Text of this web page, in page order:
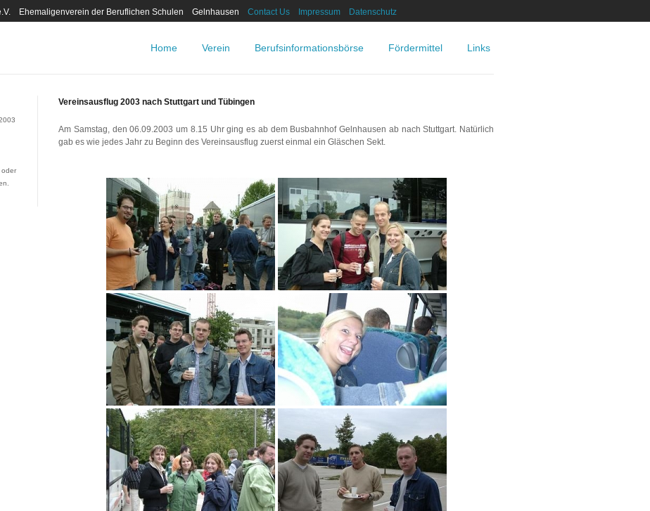
Ehemaligenverein der Beruflichen Schulen Gelnhausen Contact Us Impressum Datenschutz
Home Verein Berufsinformationsbörse Fördermittel Links
, oder
Vereinsausflug 2003 nach Stuttgart und Tübingen
Am Samstag, den 06.09.2003 um 8.15 Uhr ging es ab dem Busbahnhof Gelnhausen ab nach Stuttgart. Natürlich
gab es wie jedes Jahr zu Beginn des Vereinsausflug zuerst einmal ein Gläschen Sekt.